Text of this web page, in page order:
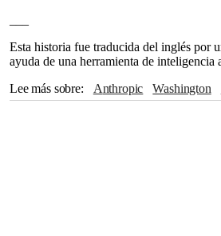
Esta historia fue traducida del inglés por
ayuda de una herramienta de inteligencia
Lee más sobre
Anthropic Washington